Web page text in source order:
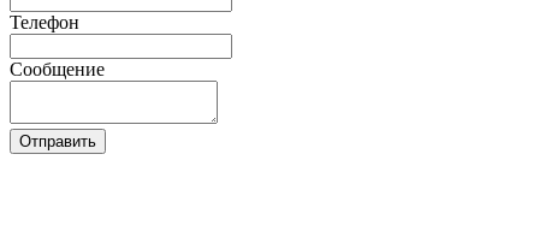
Телефон
Сообщение
Отправить